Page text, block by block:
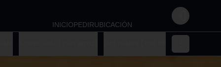
INICIOPEDIRUBICACIÓN
Login